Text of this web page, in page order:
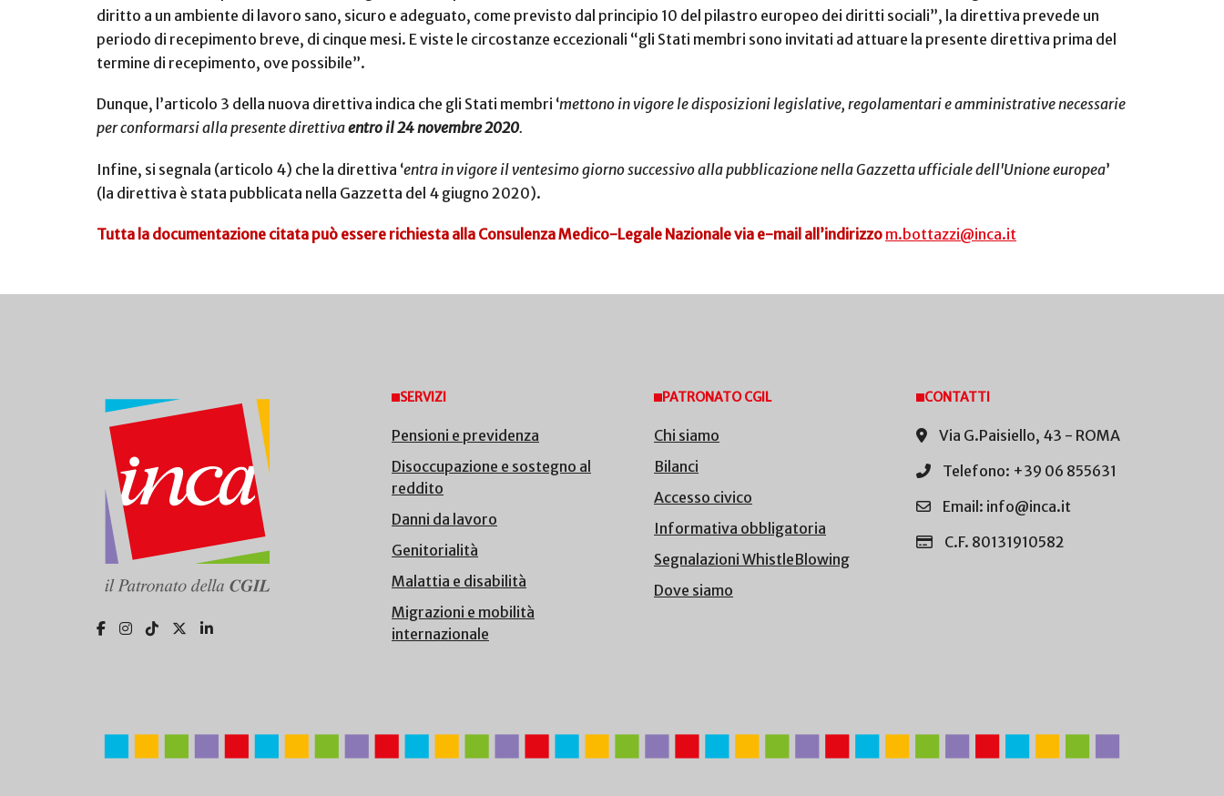
diritto a un ambiente di lavoro sano, sicuro e adeguato, come previsto dal principio 10 del pilastro europeo dei diritti sociali”, la direttiva prevede un
periodo di recepimento breve, di cinque mesi. E viste le circostanze eccezionali “gli Stati membri sono invitati ad attuare la presente direttiva prima del
termine di recepimento, ove possibile”.
Dunque, l’articolo 3 della nuova direttiva indica che gli Stati membri ‘mettono in vigore le disposizioni legislative, regolamentari e amministrative necessarie
per conformarsi alla presente direttivaentro il 24 novembre 2020.
Infine, si segnala (articolo 4) che la direttiva ‘entra in vigore il ventesimo giorno successivo alla pubblicazione nella Gazzetta ufficiale dell'Unione europea’
(la direttiva è stata pubblicata nella Gazzetta del 4 giugno 2020).
Tutta la documentazione citata può essere richiesta alla Consulenza Medico-Legale Nazionale via e-mail all’indirizzo m.bottazzi@inca.it
SERVIZI
Pensioni e previdenza
Disoccupazione e sostegno al
reddito
Danni da lavoro
Genitorialità
Malattia e disabilità
Migrazioni e mobilità
internazionale
PATRONATO CGIL
Chi siamo
Bilanci
Accesso civico
Informativa obbligatoria
Segnalazioni WhistleBlowing
Dove siamo
CONTATTI
Via G.Paisiello, 43 - ROMA
Telefono: +39 06 855631
Email: info@inca.it
C.F. 80131910582